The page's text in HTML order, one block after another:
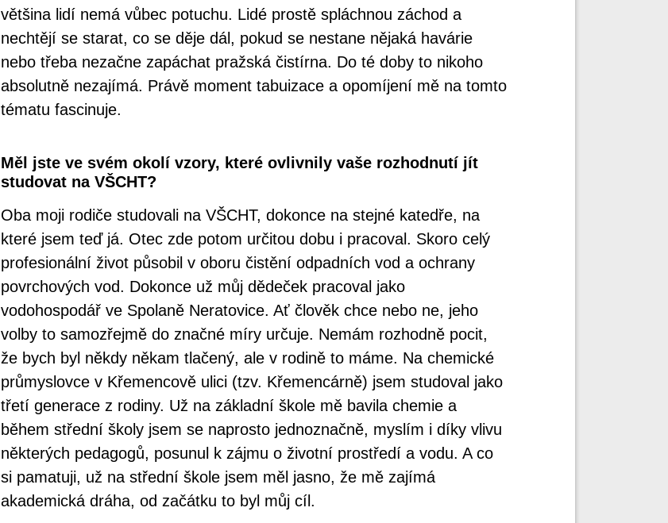
většina lidí nemá vůbec potuchu. Lidé prostě spláchnou záchod a
nechtějí se starat, co se děje dál, pokud se nestane nějaká havárie
nebo třeba nezačne zapáchat pražská čistírna. Do té doby to nikoho
absolutně nezajímá. Právě moment tabuizace a opomíjení mě na tomto
tématu fascinuje.
Měl jste ve svém okolí vzory, které ovlivnily vaše rozhodnutí jít
studovat na VŠCHT?
Oba moji rodiče studovali na VŠCHT, dokonce na stejné katedře, na
které jsem teď já. Otec zde potom určitou dobu i pracoval. Skoro celý
profesionální život působil v oboru čistění odpadních vod a ochrany
povrchových vod. Dokonce už můj dědeček pracoval jako
vodohospodář ve Spolaně Neratovice. Ať člověk chce nebo ne, jeho
volby to samozřejmě do značné míry určuje. Nemám rozhodně pocit,
že bych byl někdy někam tlačený, ale v rodině to máme. Na chemické
průmyslovce v Křemencově ulici (tzv. Křemencárně) jsem studoval jako
třetí generace z rodiny. Už na základní škole mě bavila chemie a
během střední školy jsem se naprosto jednoznačně, myslím i díky vlivu
některých pedagogů, posunul k zájmu o životní prostředí a vodu. A co
si pamatuji, už na střední škole jsem měl jasno, že mě zajímá
akademická dráha, od začátku to byl můj cíl.